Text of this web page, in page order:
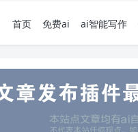
首页 免费ai ai智能写作